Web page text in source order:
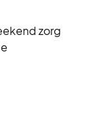
zorg